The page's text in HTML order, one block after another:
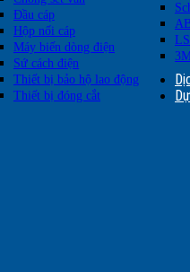
Đầu cáp
Hộp nối cáp
Máy biến dòng điện
Sứ cách điện
Thiết bị bảo hộ lao động
Thiết bị đóng cắt
LS